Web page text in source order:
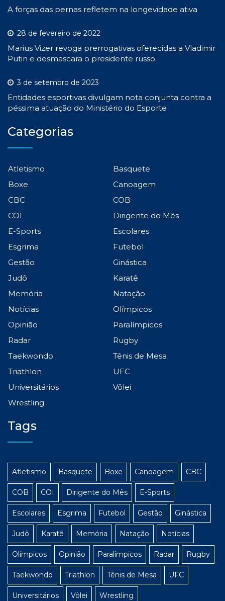
A forças das pernas refletem na longevidade ativa
28 de fevereiro de 2022
Marius Vizer revoga prerrogativas oferecidas a Vladimir
Putin e desmascara o presidente russo
3 de setembro de 2023
Entidades esportivas divulgam nota conjunta contra a
péssima atuação do Ministério do Esporte
Categorias
Atletismo
Basquete
Boxe
Canoagem
CBC
COB
COI
Dirigente do Mês
E-Sports
Escolares
Esgrima
Futebol
Gestão
Ginástica
Judô
Karatê
Memória
Natação
Notícias
Olímpicos
Opinião
Paralímpicos
Radar
Rugby
Taekwondo
Tênis de Mesa
Triathlon
UFC
Universitários
Vôlei
Wrestling
Tags
Atletismo Basquete Boxe Canoagem CBC
COB COI Dirigente do Mês E-Sports
Escolares Esgrima Futebol Gestão Ginástica
Judô Karatê Memória Natação Notícias
Olímpicos Opinião Paralímpicos Radar Rugby
Taekwondo Triathlon Tênis de Mesa UFC
Universitários Vôlei Wrestling